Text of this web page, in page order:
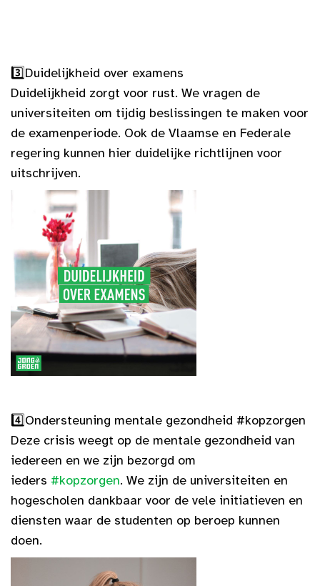
3️⃣Duidelijkheid over examens
Duidelijkheid zorgt voor rust. We vragen de
universiteiten om tijdig beslissingen te maken voor
de examenperiode. Ook de Vlaamse en Federale
regering kunnen hier duidelijke richtlijnen voor
uitschrijven.
4️⃣Ondersteuning mentale gezondheid #kopzorgen
Deze crisis weegt op de mentale gezondheid van
iedereen en we zijn bezorgd om
ieders #kopzorgen. We zijn de universiteiten en
hogescholen dankbaar voor de vele initiatieven en
diensten waar de studenten op beroep kunnen
doen.